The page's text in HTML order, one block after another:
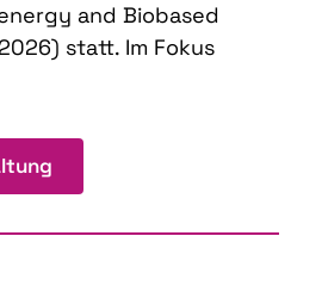
and Biobased
statt. Im Fokus